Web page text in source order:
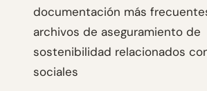
documentación más
archivos de aseguramiento de
sostenibilidad relacionados
sociales